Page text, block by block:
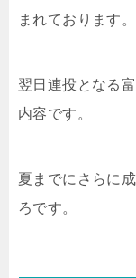
まれております。
翌日連投となる
内容です。
夏までにさらに
ろです。